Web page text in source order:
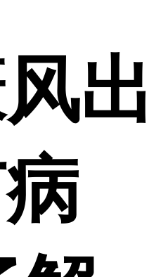
出